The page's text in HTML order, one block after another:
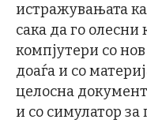
истражувањата
сака да го
компјутери со
доаѓа и со
целосна
и со симулатор